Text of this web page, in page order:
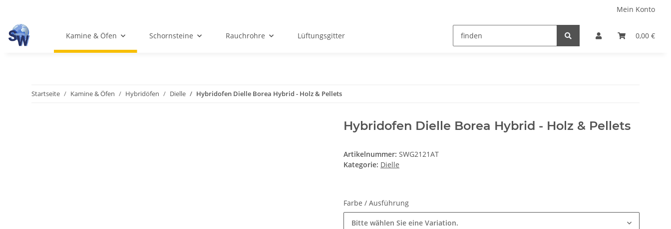
Mein Konto
0,00 €
Kamine & Öfen Schornsteine Rauchrohre Lüftungsgitter
Startseite Kamine & Öfen Hybridöfen Dielle Hybridofen Dielle Borea Hybrid - Holz & Pellets
Hybridofen Dielle Borea Hybrid - Holz & Pellets
Artikelnummer: SWG2121AT
Kategorie: Dielle
Farbe / Ausführung
Bitte wählen Sie eine Variation.